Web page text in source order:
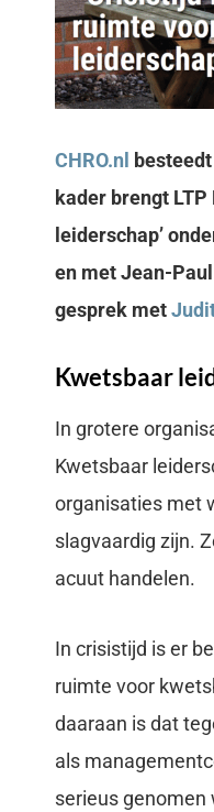
CHRO.nl
kader brengt
leiderschap’
en met Jean-
gesprek met
Kwetsbaar
In grotere
Kwetsbaar
organisaties met
slagvaardig zijn.
acuut handelen.
In crisistijd is er
ruimte voor
daaraan is dat
als
serieus genomen